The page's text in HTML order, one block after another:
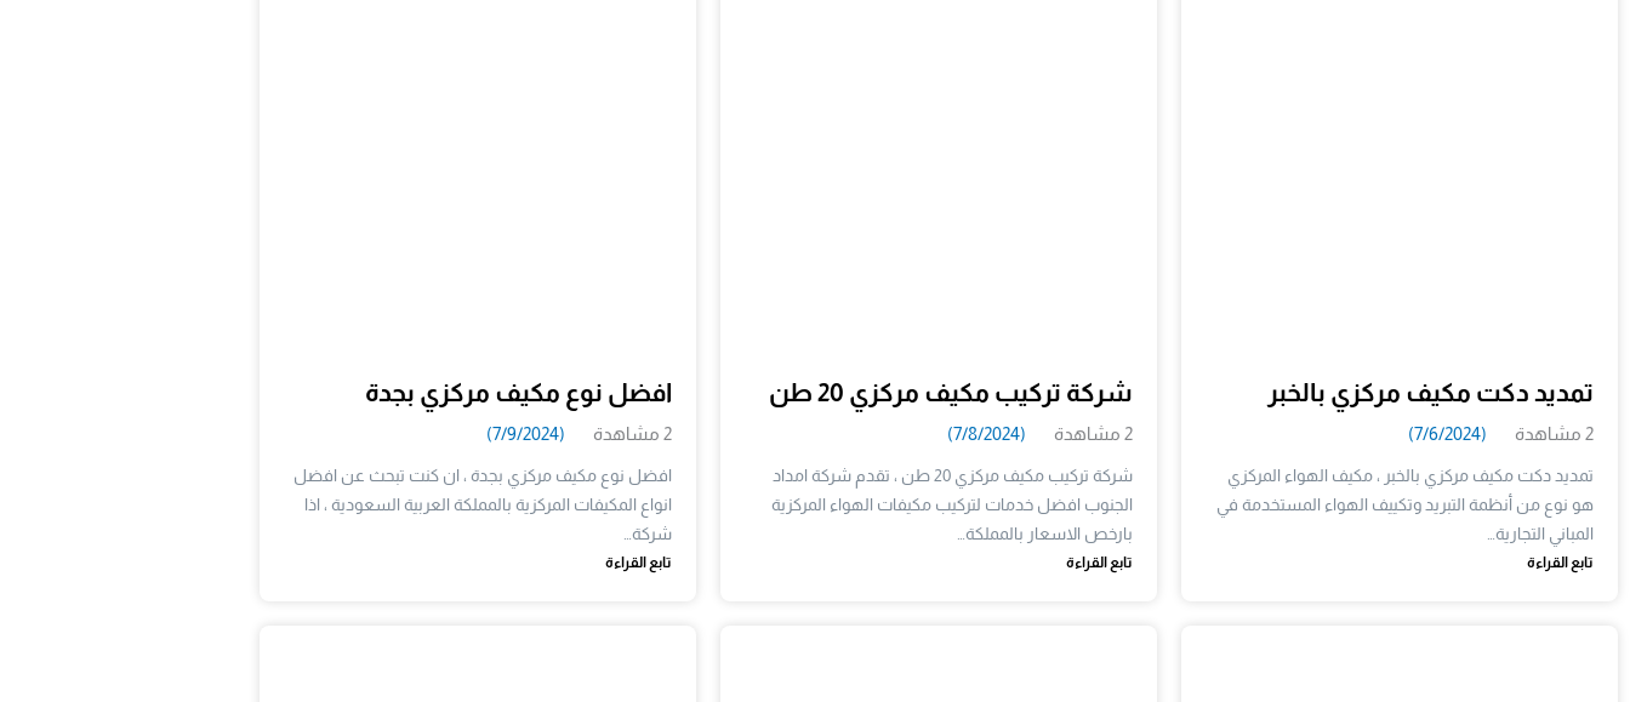
تمديد دكت مكيف مركزي بالخبر
2 مشاهدة (7/6/2024)
تمديد دكت مكيف مركزي بالخبر ، مكيف الهواء المركزي
هو نوع من أنظمة التبريد وتكييف الهواء المستخدمة في
المباني التجارية…
تابع القراءة
شركة تركيب مكيف مركزي 20 طن
2 مشاهدة (7/8/2024)
شركة تركيب مكيف مركزي 20 طن ، تقدم شركة امداد
الجنوب افضل خدمات لتركيب مكيفات الهواء المركزية
بارخص الاسعار بالمملكة…
تابع القراءة
افضل نوع مكيف مركزي بجدة
2 مشاهدة (7/9/2024)
افضل نوع مكيف مركزي بجدة ، ان كنت تبحث عن افضل
انواع المكيفات المركزية بالمملكة العربية السعودية ، اذا
شركة…
تابع القراءة